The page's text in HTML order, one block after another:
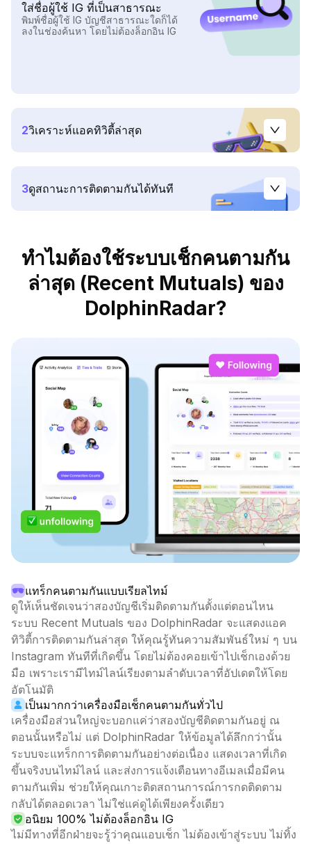
ใส่ชื่อผู้ใช้ IG ที่เป็นสาธารณะ
พิมพ์ชื่อผู้ใช้ IG บัญชีสาธารณะใดก็ได้
ลงในช่องค้นหา โดยไม่ต้องล็อกอิน IG
2วิเคราะห์แอคทิวิตี้ล่าสุด
3ดูสถานะการติดตามกันได้ทันที
ทำไมต้องใช้ระบบเช็กคนตามกัน
ล่าสุด (Recent Mutuals) ของ
DolphinRadar?
แทร็กคนตามกันแบบเรียลไทม์
ดูให้เห็นชัดเจนว่าสองบัญชีเริ่มติดตามกันตั้งแต่ตอนไหน
ระบบ Recent Mutuals ของ DolphinRadar จะแสดงแอค
ทิวิตี้การติดตามกันล่าสุด ให้คุณรู้ทันความสัมพันธ์ใหม่ ๆ บน
Instagram ทันทีที่เกิดขึ้น โดยไม่ต้องคอยเข้าไปเช็กเองด้วย
มือ เพราะเรามีไทม์ไลน์เรียงตามลำดับเวลาที่อัปเดตให้โดย
อัตโนมัติ
เป็นมากกว่าเครื่องมือเช็กคนตามกันทั่วไป
เครื่องมือส่วนใหญ่จะบอกแค่ว่าสองบัญชีติดตามกันอยู่ ณ
ตอนนั้นหรือไม่ แต่ DolphinRadar ให้ข้อมูลได้ลึกกว่านั้น
ระบบจะแทร็กการติดตามกันอย่างต่อเนื่อง แสดงเวลาที่เกิด
ขึ้นจริงบนไทม์ไลน์ และส่งการแจ้งเตือนทางอีเมลเมื่อมีคน
ตามกันเพิ่ม ช่วยให้คุณเกาะติดสถานการณ์การกดติดตาม
กลับได้ตลอดเวลา ไม่ใช่แค่ดูได้เพียงครั้งเดียว
อนิยม 100% ไม่ต้องล็อกอิน IG
ไม่มีทางที่อีกฝ่ายจะรู้ว่าคุณแอบเช็ก ไม่ต้องเข้าสู่ระบบ ไม่ทิ้ง